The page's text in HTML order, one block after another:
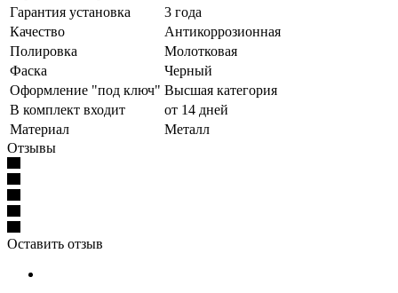
Гарантия установка
3 года
Качество
Антикоррозионная
Полировка
Молотковая
Фаска
Черный
Оформление "под ключ" Высшая категория
В комплект входит
от 14 дней
Материал
Металл
Отзывы
Оставить отзыв